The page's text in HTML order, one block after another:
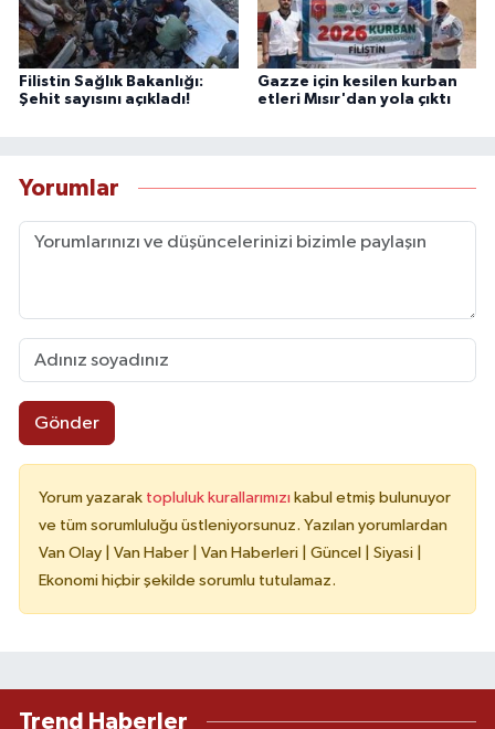
Filistin Sağlık Bakanlığı:
Şehit sayısını açıkladı!
Gazze için kesilen kurban
etleri Mısır'dan yola çıktı
Yorumlar
Gönder
Yorum yazarak topluluk kurallarımızı kabul etmiş bulunuyor
ve tüm sorumluluğu üstleniyorsunuz. Yazılan yorumlardan
Van Olay | Van Haber | Van Haberleri | Güncel | Siyasi |
Ekonomi hiçbir şekilde sorumlu tutulamaz.
Trend Haberler